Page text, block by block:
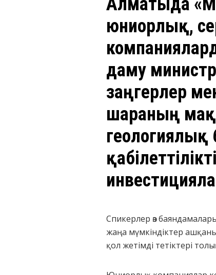
юниорлық,
даму
заңгерлер
шараның
геологиялық
Спикерлер өз
жаңа мүмкіндіктер
қол жетімді тетіктері